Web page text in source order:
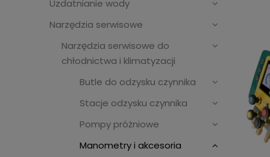
Uzdatnianie wody
Narzędzia serwisowe
Narzędzia serwisowe do
chłodnictwa i klimatyzacji
Butle do odzysku czynnika
Stacje odzysku czynnika
Pompy próżniowe
Manometry i akcesoria